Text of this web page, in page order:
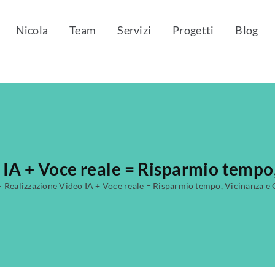
Nicola Team Servizi Progetti Blog
+ Voce reale = Risparmio
· Realizzazione Video IA + Voce reale = Risparmio tempo, Vicinanza e